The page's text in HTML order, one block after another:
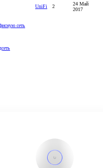
UniFi 2
24 Май
2017
сеть